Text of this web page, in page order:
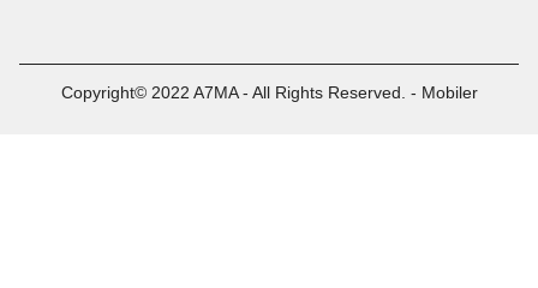
Copyright© 2022 A7MA - All Rights Reserved. - Mobiler